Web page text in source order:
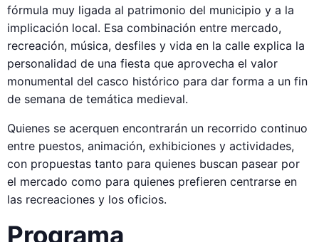
fórmula muy ligada al patrimonio del municipio y a la
implicación local. Esa combinación entre mercado,
recreación, música, desfiles y vida en la calle explica la
personalidad de una fiesta que aprovecha el valor
monumental del casco histórico para dar forma a un fin
de semana de temática medieval.
Quienes se acerquen encontrarán un recorrido continuo
entre puestos, animación, exhibiciones y actividades,
con propuestas tanto para quienes buscan pasear por
el mercado como para quienes prefieren centrarse en
las recreaciones y los oficios.
Programa